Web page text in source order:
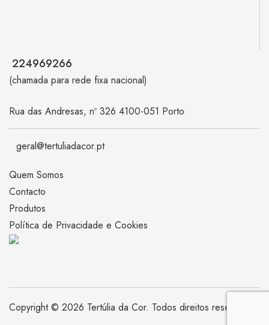
224969266
(chamada para rede fixa nacional)
Rua das Andresas, nº 326 4100-051 Porto
geral@tertuliadacor.pt
Quem Somos
Contacto
Produtos
Política de Privacidade e Cookies
Copyright © 2026 Tertúlia da Cor. Todos direitos reservados